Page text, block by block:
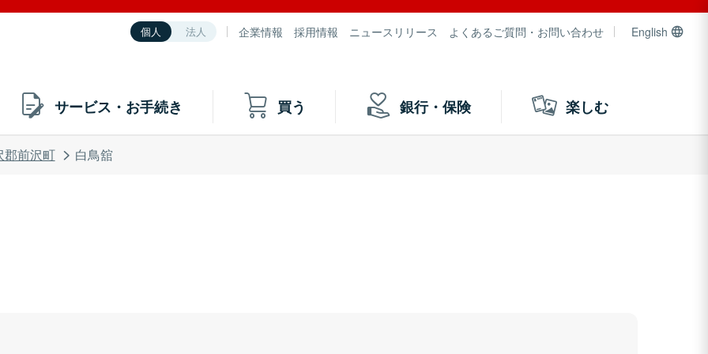
個人 法人 企業情報 採用情報 ニュースリリース よくあるご質問・お問い合わせ English
サービス・お手続き 買う 銀行・保険 楽しむ
郡前沢町 白鳥舘